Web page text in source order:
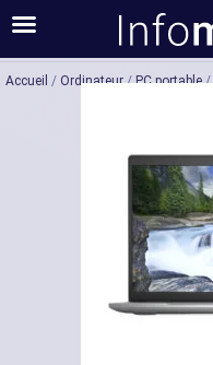
Acheter
Accueil / Ordinateur/PC portable/